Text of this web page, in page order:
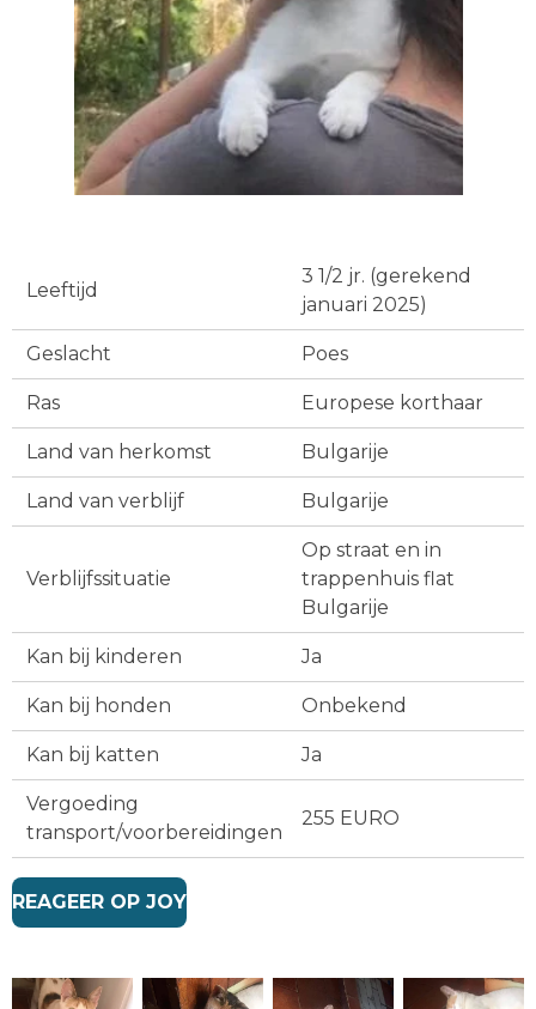
Leeftijd
3 1/2 jr. (gerekend
januari 2025)
Geslacht Poes
Ras Europese korthaar
Land van herkomst Bulgarije
Land van verblijf Bulgarije
Verblijfssituatie
Op straat en in
trappenhuis flat
Bulgarije
Kan bij kinderen Ja
Kan bij honden Onbekend
Kan bij katten Ja
Vergoeding
transport/voorbereidingen
255 EURO
REAGEER OP JOY